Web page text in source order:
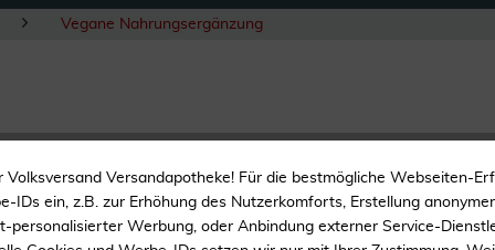
Vegane Nahrungsergänzung
Nur 1 Kapsel täglich
Vegan
Versandapotheke! Für die bestmögliche Webseiten-
IDs ein, z.B. zur Erhöhung des Nutzerkomforts, Erstellung
personalisierter Werbung, oder Anbindung externer Service-